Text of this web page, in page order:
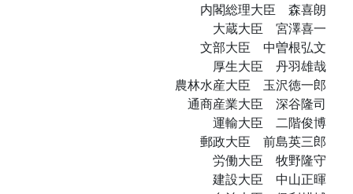
内閣総理大臣 森喜朗
大蔵大臣 宮澤喜一
文部大臣 中曽根弘文
厚生大臣 丹羽雄哉
農林水産大臣 玉沢徳一郎
通商産業大臣 深谷隆司
運輸大臣 二階俊博
郵政大臣 前島英三郎
労働大臣 牧野隆守
建設大臣 中山正暉